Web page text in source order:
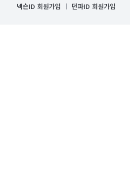
넥슨ID 회원가입 던파ID 회원가입